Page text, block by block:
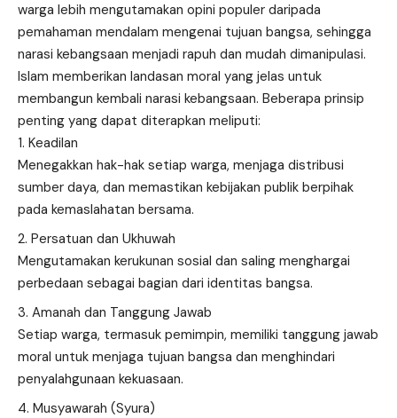
warga lebih mengutamakan opini populer daripada
pemahaman mendalam mengenai tujuan bangsa, sehingga
narasi kebangsaan menjadi rapuh dan mudah dimanipulasi.
Islam memberikan landasan moral yang jelas untuk
membangun kembali narasi kebangsaan. Beberapa prinsip
penting yang dapat diterapkan meliputi:
Keadilan
Menegakkan hak-hak setiap warga, menjaga distribusi
sumber daya, dan memastikan kebijakan publik berpihak
pada kemaslahatan bersama.
Persatuan dan Ukhuwah
Mengutamakan kerukunan sosial dan saling menghargai
perbedaan sebagai bagian dari identitas bangsa.
Amanah dan Tanggung Jawab
Setiap warga, termasuk pemimpin, memiliki tanggung jawab
moral untuk menjaga tujuan bangsa dan menghindari
penyalahgunaan kekuasaan.
Musyawarah (Syura)